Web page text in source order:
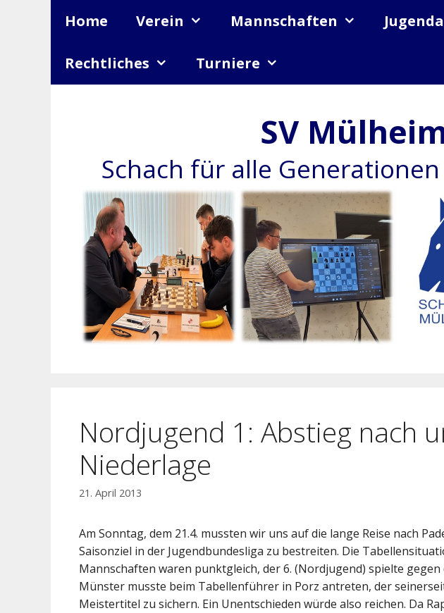
Home Verein Mannschaften
Rechtliches Turniere
SV
Schach für alle
Nordjugend 1: Abstieg nach
Niederlage
21. April 2013
Am Sonntag, dem 21.4. mussten wir uns auf die lange Reise nach
Saisonziel in der Jugendbundesliga zu bestreiten. Die
Mannschaften waren punktgleich, der 6. (Nordjugend) spielte
Münster musste beim Tabellenführer in Porz antreten, der
Meistertitel zu sichern. Ein Unentschieden würde also reichen. Da